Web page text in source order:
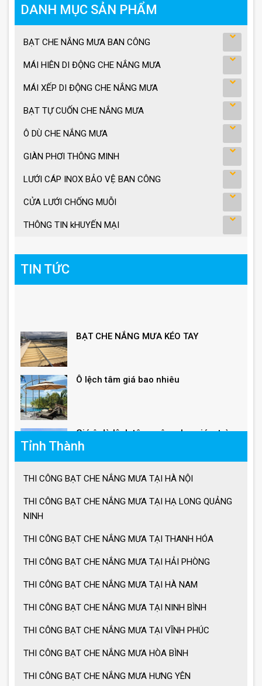
DANH MỤC SẢN PHẨM
BẠT CHE NẮNG MƯA BAN CÔNG
MÁI HIÊN DI ĐỘNG CHE NẮNG MƯA
MÁI XẾP DI ĐỘNG CHE NẮNG MƯA
BẠT TỰ CUỐN CHE NẮNG MƯA
Ô DÙ CHE NẮNG MƯA
GIÀN PHƠI THÔNG MINH
LƯỚI CÁP INOX BẢO VỆ BAN CÔNG
CỬA LƯỚI CHỐNG MUỖI
THÔNG TIN kHUYẾN MẠI
TIN TỨC
Lưu ý khi sử dụng ô dù che nắng mưa
Ưu điểm ô dù che nắng mưa
Ô dù che nắng mưa giá tốt
Tỉnh Thành
THI CÔNG BẠT CHE NẮNG MƯA TẠI HÀ NỘI
THI CÔNG BẠT CHE NẮNG MƯA TẠI HẠ LONG QUẢNG
NINH
THI CÔNG BẠT CHE NẮNG MƯA TẠI THANH HÓA
THI CÔNG BẠT CHE NẮNG MƯA TẠI HẢI PHÒNG
THI CÔNG BẠT CHE NẮNG MƯA TẠI HÀ NAM
THI CÔNG BẠT CHE NẮNG MƯA TẠI NINH BÌNH
THI CÔNG BẠT CHE NẮNG MƯA TẠI VĨNH PHÚC
THI CÔNG BẠT CHE NẮNG MƯA HÒA BÌNH
THI CÔNG BẠT CHE NẮNG MƯA HƯNG YÊN